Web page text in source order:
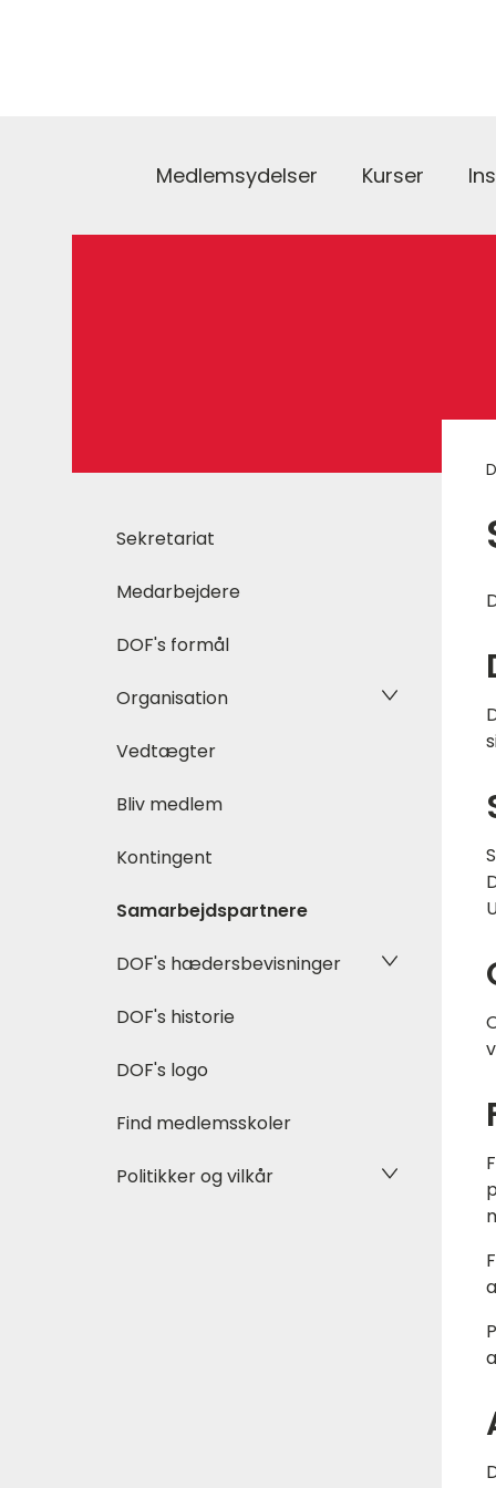
Medlemsydelser Kurser
Sekretariat
Medarbejdere
DOF's formål
Organisation
Vedtægter
Bliv medlem
Kontingent
Samarbejdspartnere
DOF's hædersbevisninger
DOF's historie
DOF's logo
Find medlemsskoler
Politikker og vilkår